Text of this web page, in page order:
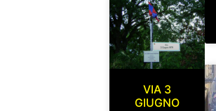
VIA 3
GIUGNO